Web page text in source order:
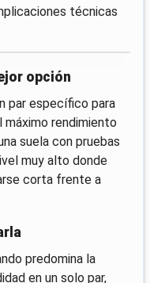
técnicas
opción
par específico para
rendimiento
suela con pruebas
muy alto donde
corta frente a
predomina la
en un solo par,